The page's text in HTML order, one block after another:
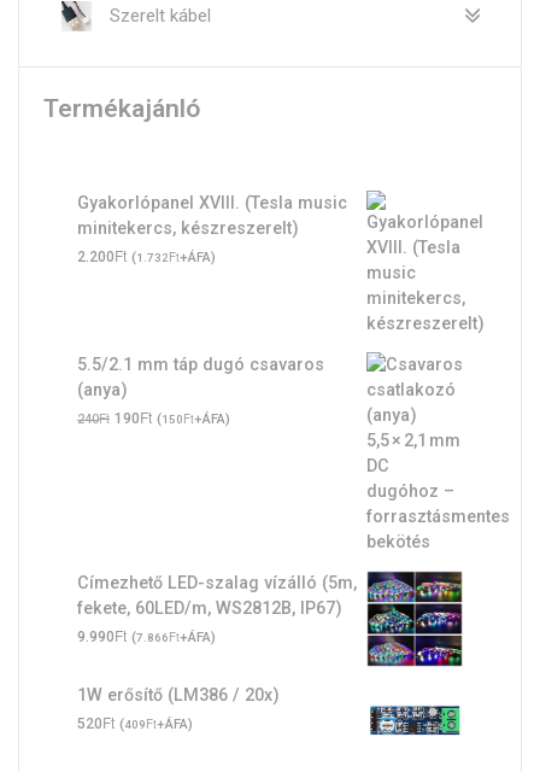
Szerelt kábel
Termékajánló
Gyakorlópanel XVIII. (Tesla music
minitekercs, készreszerelt)
2.200Ft (1.732Ft+ÁFA)
5.5/2.1 mm táp dugó csavaros
(anya)
240Ft Original
190FtCurrent
(150Ft+ÁFA)
Címezhető LED-szalag vízálló (5m,
fekete, 60LED/m, WS2812B, IP67)
9.990Ft (7.866Ft+ÁFA)
1W erősítő (LM386 / 20x)
520Ft (409Ft+ÁFA)